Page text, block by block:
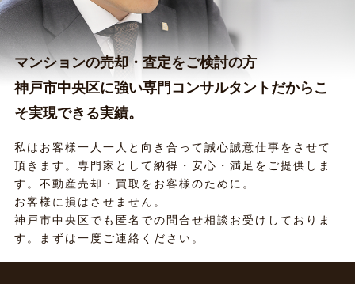
マンションの売却・査定をご検討の方
神戸市中央区に強い専門コンサルタントだからこ
そ実現できる実績。
私はお客様一人一人と向き合って誠心誠意仕事をさせて
頂きます。専門家として納得・安心・満足をご提供しま
す。不動産売却・買取をお客様のために。
お客様に損はさせません。
神戸市中央区でも匿名での問合せ相談お受けしておりま
す。まずは一度ご連絡ください。